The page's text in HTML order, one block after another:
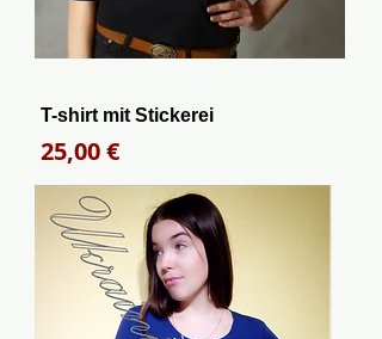
T-shirt mit Stickerei
Preis
25,00 €